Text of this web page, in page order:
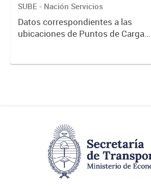
SUBE - Nación Servicios
Datos correspondientes a las
ubicaciones de Puntos de Carga